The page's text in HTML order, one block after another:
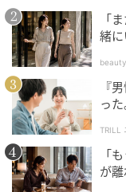
供給は減少すると
三友地価予測指数
不動産市況の違い
す。
東京・大阪・名古
市のまちかど観測
の全体像を確認で
「
緒
『
っ
TRILL
「
が